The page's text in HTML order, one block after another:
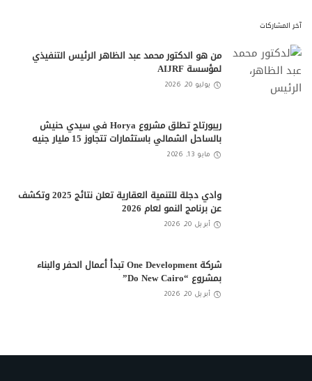
آخر المشاركات
من هو الدكتور محمد عبد الظاهر الرئيس التنفيذي
لمؤسسة AIJRF
يوليو 20, 2026
ريبورتاج تطلق مشروع Horya في سيدي حنيش
بالساحل الشمالي باستثمارات تتجاوز 15 مليار جنيه
مايو 13, 2026
وادي دجلة للتنمية العقارية تعلن نتائج 2025 وتكشف
عن برنامج النمو لعام 2026
أبريل 20, 2026
شركة One Development تبدأ أعمال الحفر والبناء
بمشروع “Do New Cairo”
أبريل 20, 2026